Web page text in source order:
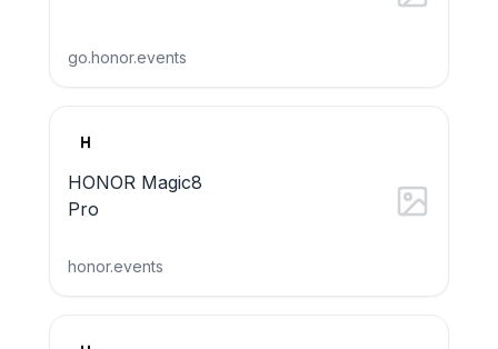
HONOR Magic8
Pro
honor.events
go.honor.events